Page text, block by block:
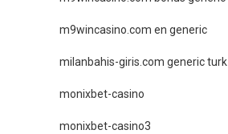
m9wincasino.com en generic
milanbahis-giris.com generic turk
monixbet-casino
monixbet-casino3